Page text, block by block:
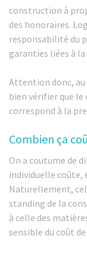
construction à
des honoraires.
responsabilité du
garanties liées à
Attention donc,
bien vérifier que
correspond à la
Combien ça
On a coutume de
individuelle coûte,
Naturellement,
standing de la
à celle des
sensible du coût